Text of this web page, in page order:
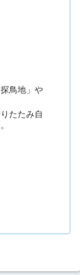
鳥地」や
たたみ自